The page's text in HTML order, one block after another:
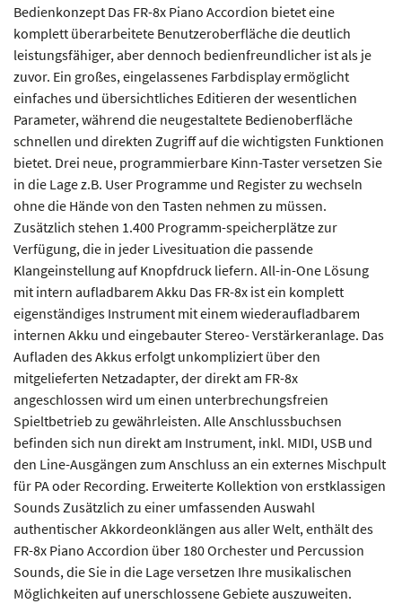
Bedienkonzept Das FR-8x Piano Accordion bietet eine
komplett überarbeitete Benutzeroberfläche die deutlich
leistungsfähiger, aber dennoch bedienfreundlicher ist als je
zuvor. Ein großes, eingelassenes Farbdisplay ermöglicht
einfaches und übersichtliches Editieren der wesentlichen
Parameter, während die neugestaltete Bedienoberfläche
schnellen und direkten Zugriff auf die wichtigsten Funktionen
bietet. Drei neue, programmierbare Kinn-Taster versetzen Sie
in die Lage z.B. User Programme und Register zu wechseln
ohne die Hände von den Tasten nehmen zu müssen.
Zusätzlich stehen 1.400 Programm-speicherplätze zur
Verfügung, die in jeder Livesituation die passende
Klangeinstellung auf Knopfdruck liefern. All-in-One Lösung
mit intern aufladbarem Akku Das FR-8x ist ein komplett
eigenständiges Instrument mit einem wiederaufladbarem
internen Akku und eingebauter Stereo- Verstärkeranlage. Das
Aufladen des Akkus erfolgt unkompliziert über den
mitgelieferten Netzadapter, der direkt am FR-8x
angeschlossen wird um einen unterbrechungsfreien
Spieltbetrieb zu gewährleisten. Alle Anschlussbuchsen
befinden sich nun direkt am Instrument, inkl. MIDI, USB und
den Line-Ausgängen zum Anschluss an ein externes Mischpult
für PA oder Recording. Erweiterte Kollektion von erstklassigen
Sounds Zusätzlich zu einer umfassenden Auswahl
authentischer Akkordeonklängen aus aller Welt, enthält des
FR-8x Piano Accordion über 180 Orchester und Percussion
Sounds, die Sie in die Lage versetzen Ihre musikalischen
Möglichkeiten auf unerschlossene Gebiete auszuweiten.